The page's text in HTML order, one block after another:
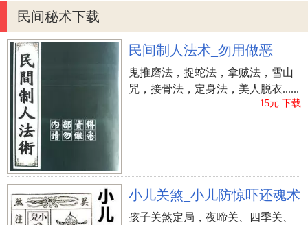
事实上，在梦中你之所以怕魔鬼，是为了表现你的
无助，你不是怕魔鬼，你怕的是大家不注意你，只
是用神鬼来伪装你的动机罢了。
梦到魔鬼抓我的案例解析
网友梦境：梦到和朋友一起被魔鬼抓了，而且在
古代。
解梦解析：梦到被魔鬼抓走，预示着近期心里会
因为生活压抑。
梦到魔鬼抓我的原版周公解梦
民间秘术下载
民间制人法术_勿用做恶
鬼推磨法，捉蛇法，拿贼法，雪山
咒，接骨法，定身法，美人脱衣......
15元.下载
小儿关煞_小儿防惊吓还魂术
孩子关煞定局，夜啼关、四季关、